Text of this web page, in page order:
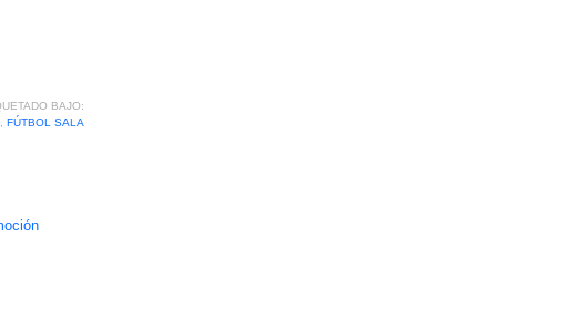
BAJO:
FÚTBOL SALA